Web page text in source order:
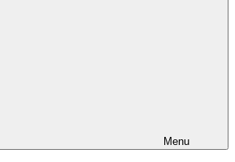
Menu